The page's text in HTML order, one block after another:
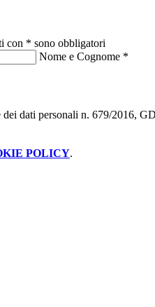
con * sono obbligatori
Nome e Cognome *
dati personali n. 679/2016,
POLICY.